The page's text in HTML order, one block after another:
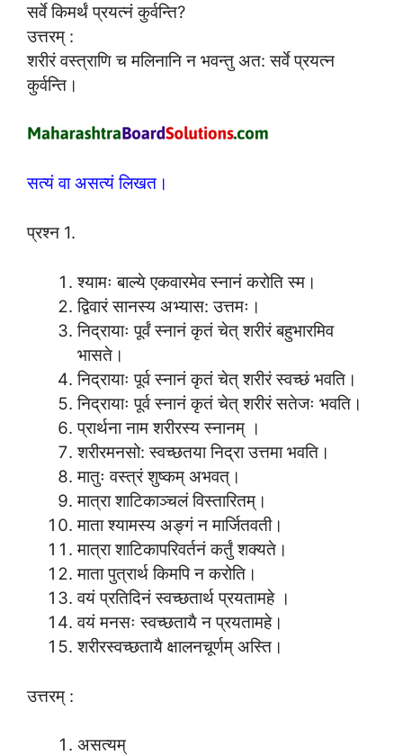
सर्वे किमर्थं प्रयत्नं कुर्वन्ति?
उत्तरम् :
शरीरं वस्त्राणि च मलिनानि न भवन्तु अत: सर्वे प्रयत्न
कुर्वन्ति।
सत्यं वा असत्यं लिखत।
प्रश्न 1.
श्यामः बाल्ये एकवारमेव स्नानं करोति स्म।
द्विवारं सानस्य अभ्यास: उत्तमः।
निद्रायाः पूर्वं स्नानं कृतं चेत् शरीरं बहुभारमिव
भासते।
निद्रायाः पूर्व स्नानं कृतं चेत् शरीरं स्वच्छं भवति।
निद्रायाः पूर्व स्नानं कृतं चेत् शरीरं सतेजः भवति।
प्रार्थना नाम शरीरस्य स्नानम् ।
शरीरमनसो: स्वच्छतया निद्रा उत्तमा भवति।
मातुः वस्त्रं शुष्कम् अभवत्।
मात्रा शाटिकाञ्चलं विस्तारितम्।
माता श्यामस्य अङ्गं न मार्जितवती।
मात्रा शाटिकापरिवर्तनं कर्तुं शक्यते।
माता पुत्रार्थ किमपि न करोति।
वयं प्रतिदिनं स्वच्छतार्थ प्रयतामहे ।
वयं मनसः स्वच्छतायै न प्रयतामहे।
शरीरस्वच्छतायै क्षालनचूर्णम् अस्ति।
उत्तरम् :
असत्यम्